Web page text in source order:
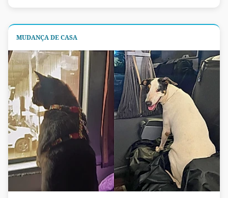
MUDANÇA DE CASA